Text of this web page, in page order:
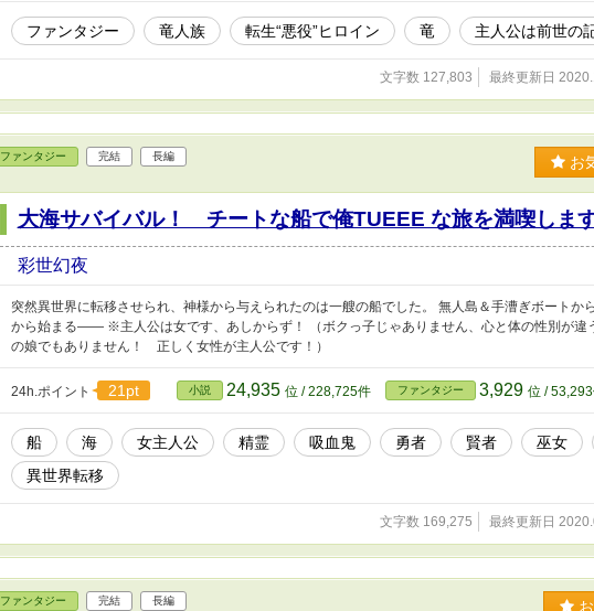
ファンタジー 竜人族 転生“悪役”ヒロイン 竜 主人公は前世の
文字数 127,803 最終更新日
ファンタジー 完結 長編 お
大海サバイバル！ チートな船で俺TUEEE な旅を満喫しま
彩世幻夜
突然異世界に転移させられ、神様から与えられたのは一艘の船でした。 無人島＆手漕ぎボートか
から始まる―― ※主人公は女です、あしからず！ （ボクっ子じゃありません、心と体の性別が違
の娘でもありません！ 正しく女性が主人公です！）
24h.ポイント 21pt 小説 24,935 位 / 228,725件 ファンタジー 3,929 位 /
船 海 女主人公 精霊 吸血鬼 勇者 賢者 巫女
異世界転移
文字数 169,275 最終更新日
ファンタジー 完結 長編